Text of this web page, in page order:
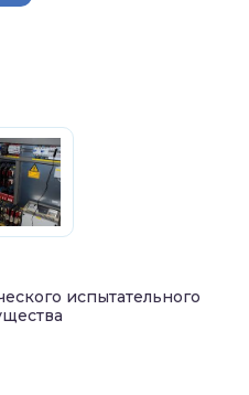
испытательного